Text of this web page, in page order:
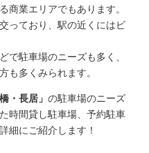
商業エリアでもあります。
っており、駅の近くにはビ
で駐車場のニーズも多く、
も多くみられます。
・長居」の駐車場のニーズ
時間貸し駐車場、予約駐車
細にご紹介します！